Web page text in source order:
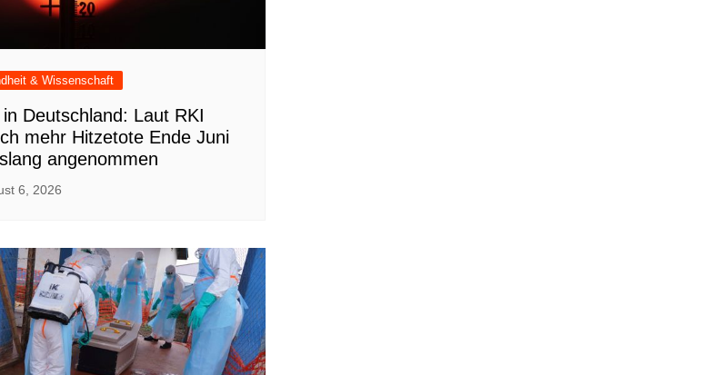
& Wissenschaft
Deutschland: Laut RKI
mehr Hitzetote Ende Juni
angenommen
6, 2026